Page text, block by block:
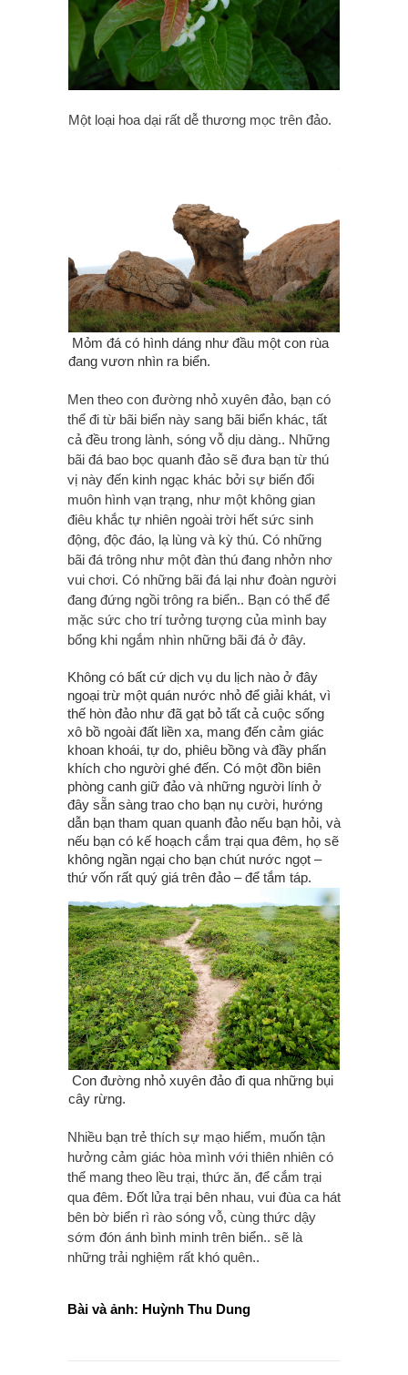
Một loại hoa dại rất dễ thương mọc trên đảo.
Mỏm đá có hình dáng như đầu một con rùa
đang vươn nhìn ra biển.
Men theo con đường nhỏ xuyên đảo, bạn có
thể đi từ bãi biển này sang bãi biển khác, tất
cả đều trong lành, sóng vỗ dịu dàng.. Những
bãi đá bao bọc quanh đảo sẽ đưa bạn từ thú
vị này đến kinh ngạc khác bởi sự biến đổi
muôn hình vạn trạng, như một không gian
điêu khắc tự nhiên ngoài trời hết sức sinh
động, độc đáo, lạ lùng và kỳ thú. Có những
bãi đá trông như một đàn thú đang nhởn nhơ
vui chơi. Có những bãi đá lại như đoàn người
đang đứng ngồi trông ra biển.. Bạn có thể để
mặc sức cho trí tưởng tượng của mình bay
bổng khi ngắm nhìn những bãi đá ở đây.
Không có bất cứ dịch vụ du lịch nào ở đây
ngoại trừ một quán nước nhỏ để giải khát, vì
thế hòn đảo như đã gạt bỏ tất cả cuộc sống
xô bồ ngoài đất liền xa, mang đến cảm giác
khoan khoái, tự do, phiêu bồng và đầy phấn
khích cho người ghé đến. Có một đồn biên
phòng canh giữ đảo và những người lính ở
đây sẵn sàng trao cho bạn nụ cười, hướng
dẫn bạn tham quan quanh đảo nếu bạn hỏi, và
nếu bạn có kế hoạch cắm trại qua đêm, họ sẽ
không ngần ngại cho bạn chút nước ngọt –
thứ vốn rất quý giá trên đảo – để tắm táp.
Con đường nhỏ xuyên đảo đi qua những bụi
cây rừng.
Nhiều bạn trẻ thích sự mạo hiểm, muốn tận
hưởng cảm giác hòa mình với thiên nhiên có
thể mang theo lều trại, thức ăn, để cắm trại
qua đêm. Đốt lửa trại bên nhau, vui đùa ca hát
bên bờ biển rì rào sóng vỗ, cùng thức dậy
sớm đón ánh bình minh trên biển.. sẽ là
những trải nghiệm rất khó quên..
Bài và ảnh: Huỳnh Thu Dung